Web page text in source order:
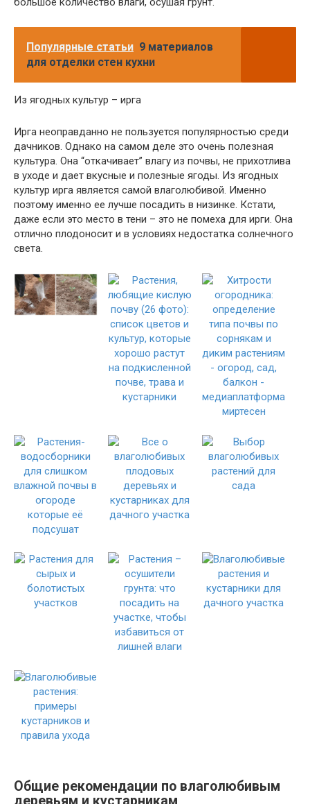
Популярные статьи 9 материалов
для отделки стен кухни
Из ягодных культур – ирга
Ирга неоправданно не пользуется популярностью среди
дачников. Однако на самом деле это очень полезная
культура. Она “откачивает” влагу из почвы, не прихотлива
в уходе и дает вкусные и полезные ягоды. Из ягодных
культур ирга является самой влаголюбивой. Именно
поэтому именно ее лучше посадить в низинке. Кстати,
даже если это место в тени – это не помеха для ирги. Она
отлично плодоносит и в условиях недостатка солнечного
света.
Общие рекомендации по влаголюбивым
деревьям и кустарникам